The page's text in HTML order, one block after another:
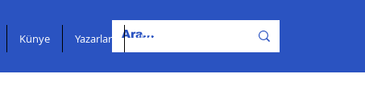
Künye Yazarlar İletişim